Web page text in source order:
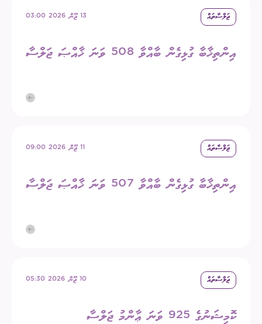
ޖަލްސާތައް 13 ޖޫން 2026 03:00
އިންތިޚާބާ ގުޅިގެން ބާއްވާ 508 ވަނަ ޚާއްޞަ ޖަލްސާ
ޖަލްސާތައް 11 ޖޫން 2026 09:00
އިންތިޚާބާ ގުޅިގެން ބާއްވާ 507 ވަނަ ޚާއްޞަ ޖަލްސާ
ޖަލްސާތައް 10 ޖޫން 2026 05:30
ކޮމިޝަނުގެ 925 ވަނަ ޢާންމު ޖަލްސާ